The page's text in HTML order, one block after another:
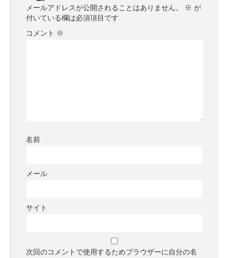
メールアドレスが公開されることはありません。 ※ が
付いている欄は必須項目です
コメント ※
名前
メール
サイト
次回のコメントで使用するためブラウザーに自分の名